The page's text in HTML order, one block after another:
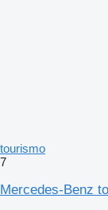
tourismo
7
Mercedes-Benz